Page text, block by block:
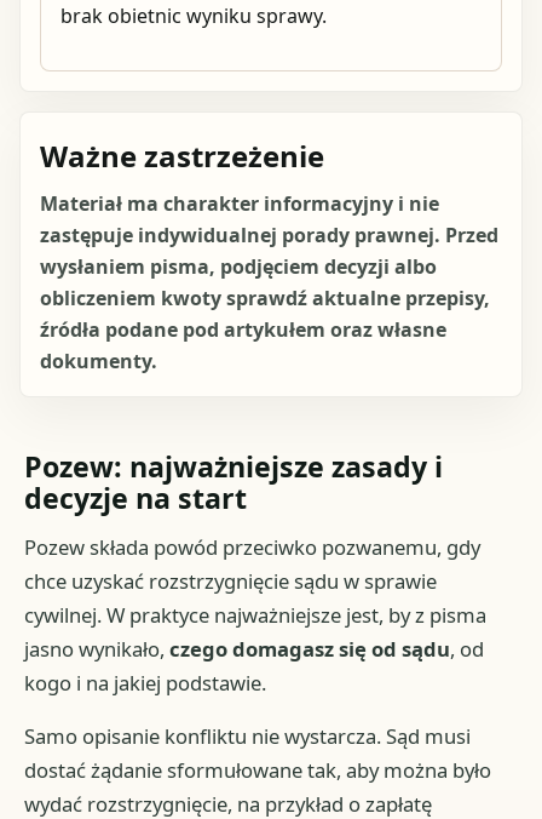
brak obietnic wyniku sprawy.
Ważne zastrzeżenie
Materiał ma charakter informacyjny i nie
zastępuje indywidualnej porady prawnej. Przed
wysłaniem pisma, podjęciem decyzji albo
obliczeniem kwoty sprawdź aktualne przepisy,
źródła podane pod artykułem oraz własne
dokumenty.
Pozew: najważniejsze zasady i
decyzje na start
Pozew składa powód przeciwko pozwanemu, gdy
chce uzyskać rozstrzygnięcie sądu w sprawie
cywilnej. W praktyce najważniejsze jest, by z pisma
jasno wynikało,czego domagasz się od sądu, od
kogo i na jakiej podstawie.
Samo opisanie konfliktu nie wystarcza. Sąd musi
dostać żądanie sformułowane tak, aby można było
wydać rozstrzygnięcie, na przykład o zapłatę